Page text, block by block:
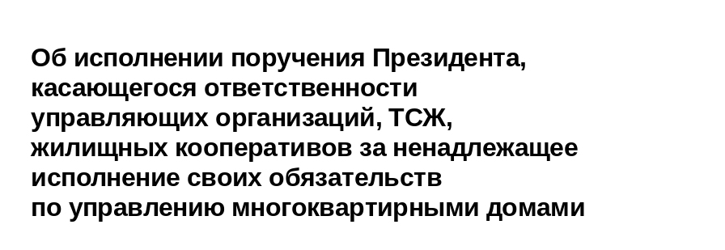
Об исполнении поручения Президента,
касающегося ответственности
управляющих организаций, ТСЖ,
жилищных кооперативов за ненадлежащее
исполнение своих обязательств
по управлению многоквартирными домами